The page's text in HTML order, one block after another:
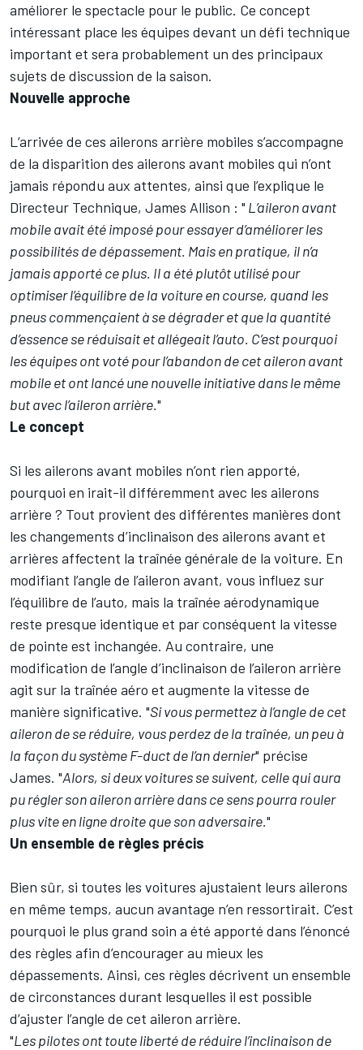
améliorer le spectacle pour le public. Ce concept
intéressant place les équipes devant un défi technique
important et sera probablement un des principaux
sujets de discussion de la saison.
Nouvelle approche
L’arrivée de ces ailerons arrière mobiles s’accompagne
de la disparition des ailerons avant mobiles qui n’ont
jamais répondu aux attentes, ainsi que l’explique le
Directeur Technique, James Allison : " L’aileron avant
mobile avait été imposé pour essayer d’améliorer les
possibilités de dépassement. Mais en pratique, il n’a
jamais apporté ce plus. Il a été plutôt utilisé pour
optimiser l’équilibre de la voiture en course, quand les
pneus commençaient à se dégrader et que la quantité
d’essence se réduisait et allégeait l’auto. C’est pourquoi
les équipes ont voté pour l’abandon de cet aileron avant
mobile et ont lancé une nouvelle initiative dans le même
but avec l’aileron arrière."
Le concept
Si les ailerons avant mobiles n’ont rien apporté,
pourquoi en irait-il différemment avec les ailerons
arrière ? Tout provient des différentes manières dont
les changements d’inclinaison des ailerons avant et
arrières affectent la traînée générale de la voiture. En
modifiant l’angle de l’aileron avant, vous influez sur
l’équilibre de l’auto, mais la traînée aérodynamique
reste presque identique et par conséquent la vitesse
de pointe est inchangée. Au contraire, une
modification de l’angle d’inclinaison de l’aileron arrière
agit sur la traînée aéro et augmente la vitesse de
manière significative. "Si vous permettez à l’angle de cet
aileron de se réduire, vous perdez de la traînée, un peu à
la façon du système F-duct de l’an dernier" précise
James. "Alors, si deux voitures se suivent, celle qui aura
pu régler son aileron arrière dans ce sens pourra rouler
plus vite en ligne droite que son adversaire."
Un ensemble de règles précis
Bien sûr, si toutes les voitures ajustaient leurs ailerons
en même temps, aucun avantage n’en ressortirait. C’est
pourquoi le plus grand soin a été apporté dans l’énoncé
des règles afin d’encourager au mieux les
dépassements. Ainsi, ces règles décrivent un ensemble
de circonstances durant lesquelles il est possible
d’ajuster l’angle de cet aileron arrière.
"Les pilotes ont toute liberté de réduire l’inclinaison de